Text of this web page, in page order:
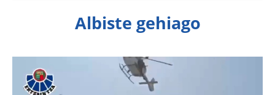
Albiste gehiago